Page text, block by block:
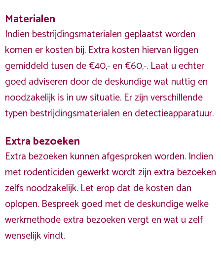
Materialen
Indien bestrijdingsmaterialen geplaatst worden
komen er kosten bij. Extra kosten hiervan liggen
gemiddeld tusen de €40,- en €60,-. Laat u echter
goed adviseren door de deskundige wat nuttig en
noodzakelijk is in uw situatie. Er zijn verschillende
typen bestrijdingsmaterialen en detectieapparatuur.
Extra bezoeken
Extra bezoeken kunnen afgesproken worden. Indien
met rodenticiden gewerkt wordt zijn extra bezoeken
zelfs noodzakelijk. Let erop dat de kosten dan
oplopen. Bespreek goed met de deskundige welke
werkmethode extra bezoeken vergt en wat u zelf
wenselijk vindt.